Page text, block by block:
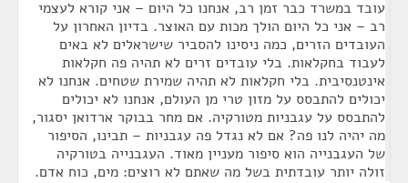
עובד במשרד כבר זמן רב, אנחנו כל היום – אני קורא לעצמי
רב – אני כל היום הולך מכות עם האוצר. בדיון האחרון על
העובדים הזרים, כמה ניסינו להסביר שישראלים לא באים
לעבוד בחקלאות. בלי עובדים זרים לא תהיה פה חקלאות
אינטנסיבית. בלי חקלאות לא תהיה שמירת שטחים. אנחנו לא
יכולים להתבסס על מזון טרי מן העולם, אנחנו לא יכולים
להתבסס על עגבניות מטורקיה. אם מחר בבוקר ארדואן יסגור,
מה יהיה לנו פה? אם לא נגדל פה עגבניות – תבינו, הסיפור
של העגבנייה הוא סיפור מעניין מאוד. העגבנייה בטורקיה
זולה יותר עובדתית בשל מה שאתם לא רוצים: מים, כוח אדם.